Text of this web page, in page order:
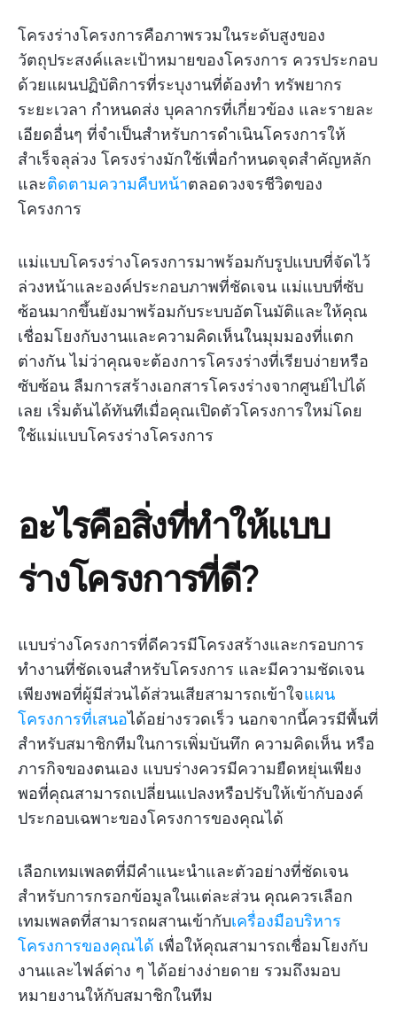
โครงร่างโครงการคือภาพรวมในระดับสูงของ
วัตถุประสงค์และเป้าหมายของโครงการ ควรประกอบ
ด้วยแผนปฏิบัติการที่ระบุงานที่ต้องทำ ทรัพยากร
ระยะเวลา กำหนดส่ง บุคลากรที่เกี่ยวข้อง และรายละ
เอียดอื่นๆ ที่จำเป็นสำหรับการดำเนินโครงการให้
สำเร็จลุล่วง โครงร่างมักใช้เพื่อกำหนดจุดสำคัญหลัก
และติดตามความคืบหน้าตลอดวงจรชีวิตของ
โครงการ
แม่แบบโครงร่างโครงการมาพร้อมกับรูปแบบที่จัดไว้
ล่วงหน้าและองค์ประกอบภาพที่ชัดเจน แม่แบบที่ซับ
ซ้อนมากขึ้นยังมาพร้อมกับระบบอัตโนมัติและให้คุณ
เชื่อมโยงกับงานและความคิดเห็นในมุมมองที่แตก
ต่างกัน ไม่ว่าคุณจะต้องการโครงร่างที่เรียบง่ายหรือ
ซับซ้อน ลืมการสร้างเอกสารโครงร่างจากศูนย์ไปได้
เลย เริ่มต้นได้ทันทีเมื่อคุณเปิดตัวโครงการใหม่โดย
ใช้แม่แบบโครงร่างโครงการ
อะไรคือสิ่งที่ทำให้แบบ
ร่างโครงการที่ดี?
แบบร่างโครงการที่ดีควรมีโครงสร้างและกรอบการ
ทำงานที่ชัดเจนสำหรับโครงการ และมีความชัดเจน
เพียงพอที่ผู้มีส่วนได้ส่วนเสียสามารถเข้าใจแผน
โครงการที่เสนอได้อย่างรวดเร็ว นอกจากนี้ควรมีพื้นที่
สำหรับสมาชิกทีมในการเพิ่มบันทึก ความคิดเห็น หรือ
ภารกิจของตนเอง แบบร่างควรมีความยืดหยุ่นเพียง
พอที่คุณสามารถเปลี่ยนแปลงหรือปรับให้เข้ากับองค์
ประกอบเฉพาะของโครงการของคุณได้
เลือกเทมเพลตที่มีคำแนะนำและตัวอย่างที่ชัดเจน
สำหรับการกรอกข้อมูลในแต่ละส่วน คุณควรเลือก
เทมเพลตที่สามารถผสานเข้ากับเครื่องมือบริหาร
โครงการของคุณได้ เพื่อให้คุณสามารถเชื่อมโยงกับ
งานและไฟล์ต่าง ๆ ได้อย่างง่ายดาย รวมถึงมอบ
หมายงานให้กับสมาชิกในทีม